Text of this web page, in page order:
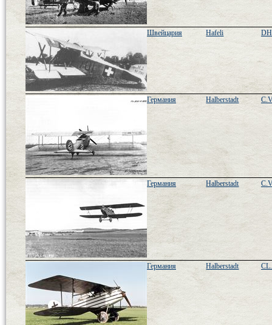
Швейцария Hafeli
Германия Halberstadt
Германия Halberstadt
Германия Halberstadt